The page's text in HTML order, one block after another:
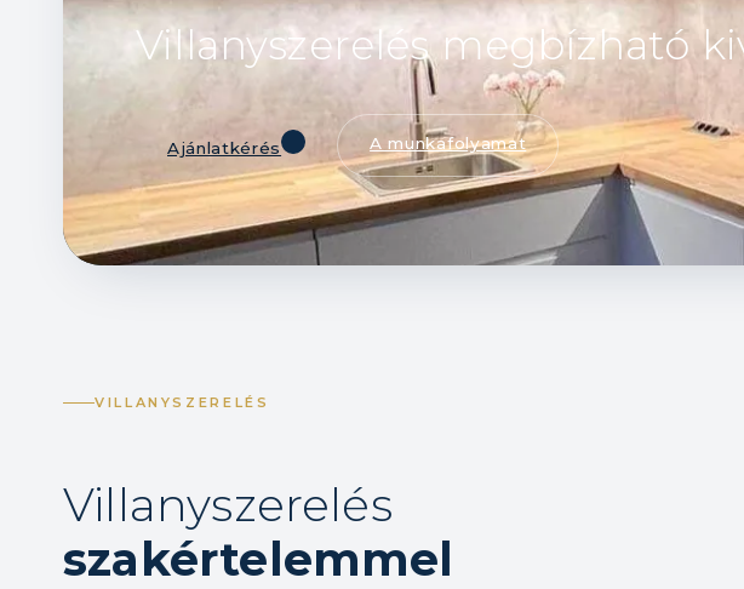
Villanyszerelés megbízható
Ajánlatkérés A munkafolyamat
VILLANYSZERELÉS
Villanyszerelés
szakértelemmel